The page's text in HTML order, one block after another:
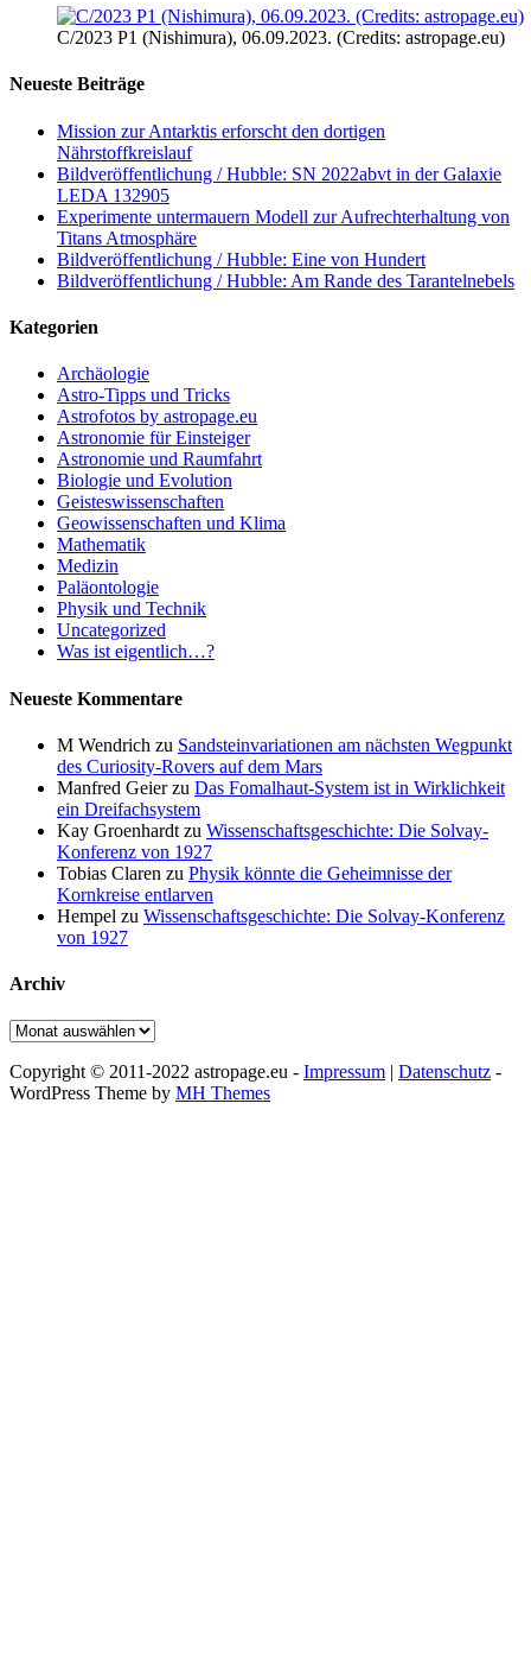
C/2023 P1 (Nishimura), 06.09.2023. (Credits: astropage.eu)
Neueste Beiträge
Mission zur Antarktis erforscht den dortigen
Nährstoffkreislauf
Bildveröffentlichung / Hubble: SN 2022abvt in der Galaxie
LEDA 132905
Experimente untermauern Modell zur Aufrechterhaltung von
Titans Atmosphäre
Bildveröffentlichung / Hubble: Eine von Hundert
Bildveröffentlichung / Hubble: Am Rande des Tarantelnebels
Kategorien
Archäologie
Astro-Tipps und Tricks
Astrofotos by astropage.eu
Astronomie für Einsteiger
Astronomie und Raumfahrt
Biologie und Evolution
Geisteswissenschaften
Geowissenschaften und Klima
Mathematik
Medizin
Paläontologie
Physik und Technik
Uncategorized
Was ist eigentlich…?
Neueste Kommentare
M Wendrich zu Sandsteinvariationen am nächsten Wegpunkt
des Curiosity-Rovers auf dem Mars
Manfred Geierzu Das Fomalhaut-System ist in Wirklichkeit
ein Dreifachsystem
Kay Groenhardt zu Wissenschaftsgeschichte: Die Solvay-
Konferenz von 1927
Tobias Claren zu Physik könnte die Geheimnisse der
Kornkreise entlarven
Hempel zu Wissenschaftsgeschichte: Die Solvay-Konferenz
von 1927
Archiv
Archiv
Copyright © 2011-2022 astropage.eu - Impressum | Datenschutz -
WordPress Theme by MH Themes